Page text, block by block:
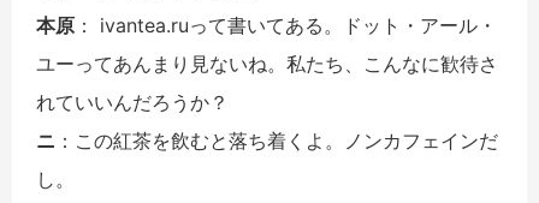
本原 ： ivantea.ruって書いてある。ドット・アール・
ユーってあんまり見ないね。私たち、こんなに歓待さ
れていいんだろうか？
ニ ：この紅茶を飲むと落ち着くよ。ノンカフェインだ
し。